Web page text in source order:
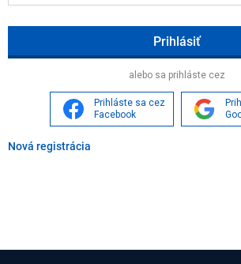
alebo sa prihláste cez
Prihláste sa cez
Facebook
Nová registrácia